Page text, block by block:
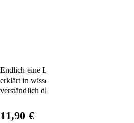
Endlich eine Lösung für Arthrose,
erklärt in wissenschaftlicher Weise und
verständlich die Ursachen für dieses
11,90 €